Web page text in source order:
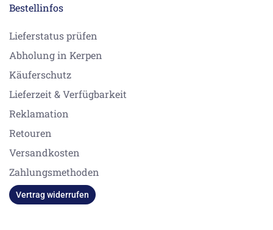
Bestellinfos
Lieferstatus prüfen
Abholung in Kerpen
Käuferschutz
Lieferzeit & Verfügbarkeit
Reklamation
Retouren
Versandkosten
Zahlungsmethoden
Vertrag widerrufen